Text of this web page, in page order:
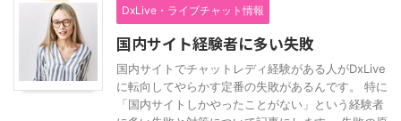
DxLive・ライブチャット情報
国内サイト経験者に多い失敗
国内サイトでチャットレディ経験がある人がDxLive
に転向してやらかす定番の失敗があるんです。 特に
「国内サイトしかやったことがない」という経験者